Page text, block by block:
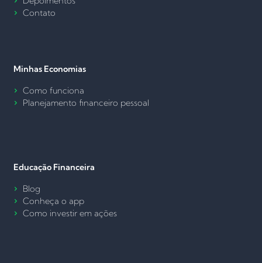
Contato
Minhas Economias
Como funciona
Planejamento financeiro pessoal
Educação Financeira
Blog
Conheça o app
Como investir em ações